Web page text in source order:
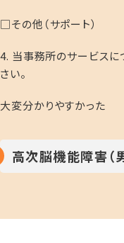
□その他（サポート）
4. 当事務所のサービス
さい。
大変分かりやすかった
高次脳機能障害（